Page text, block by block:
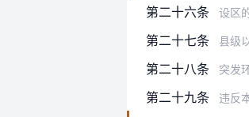
第二十六条
设区
第二十七条 县级以
第二十八条 突发环
第二十九条 违反本